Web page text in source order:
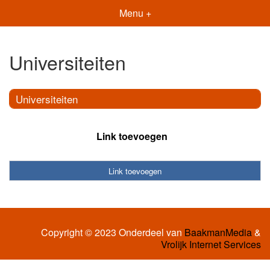
Menu +
Universiteiten
Universiteiten
Link toevoegen
Link toevoegen
Copyright © 2023 Onderdeel van BaakmanMedia&
Vrolijk Internet Services